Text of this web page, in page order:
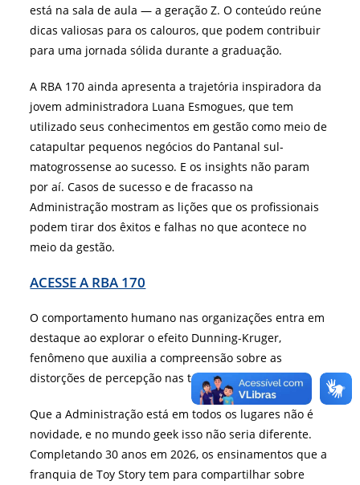
está na sala de aula — a geração Z. O conteúdo reúne
dicas valiosas para os calouros, que podem contribuir
para uma jornada sólida durante a graduação.
A RBA 170 ainda apresenta a trajetória inspiradora da
jovem administradora Luana Esmogues, que tem
utilizado seus conhecimentos em gestão como meio de
catapultar pequenos negócios do Pantanal sul-
matogrossense ao sucesso. E os insights não param
por aí. Casos de sucesso e de fracasso na
Administração mostram as lições que os profissionais
podem tirar dos êxitos e falhas no que acontece no
meio da gestão.
ACESSE A RBA 170
O comportamento humano nas organizações entra em
destaque ao explorar o efeito Dunning-Kruger,
fenômeno que auxilia a compreensão sobre as
distorções de percepção nas tomadas de decisão.
Que a Administração está em todos os lugares não é
novidade, e no mundo geek isso não seria diferente.
Completando 30 anos em 2026, os ensinamentos que a
franquia de Toy Story tem para compartilhar sobre